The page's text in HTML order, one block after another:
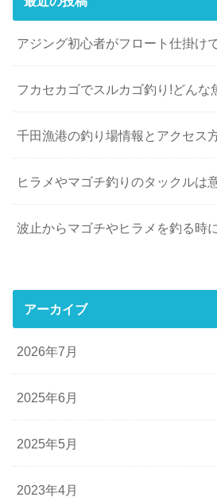
アジング初心者がフロート仕掛け
フカセカゴでスルカゴ釣り!どんな
千田漁港の釣り場情報とアクセス
ヒラメやマゴチ釣りのタックルは
波止からマゴチやヒラメを釣る時
アーカイブ
2026年7月
2025年6月
2025年5月
2023年4月